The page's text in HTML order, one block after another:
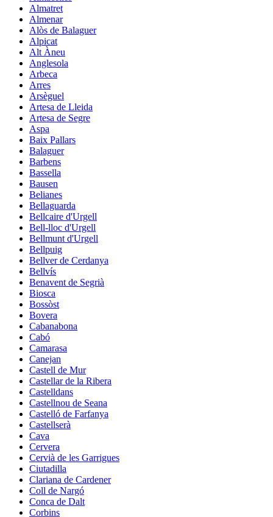
Almatret
Almenar
Alòs de Balaguer
Alpicat
Alt Àneu
Anglesola
Arbeca
Arres
Arsèguel
Artesa de Lleida
Artesa de Segre
Aspa
Baix Pallars
Balaguer
Barbens
Bassella
Bausen
Belianes
Bellaguarda
Bellcaire d'Urgell
Bell-lloc d'Urgell
Bellmunt d'Urgell
Bellpuig
Bellver de Cerdanya
Bellvís
Benavent de Segrià
Biosca
Bossòst
Bovera
Cabanabona
Cabó
Camarasa
Canejan
Castell de Mur
Castellar de la Ribera
Castelldans
Castellnou de Seana
Castelló de Farfanya
Castellserà
Cava
Cervera
Cervià de les Garrigues
Ciutadilla
Clariana de Cardener
Coll de Nargó
Conca de Dalt
Corbins